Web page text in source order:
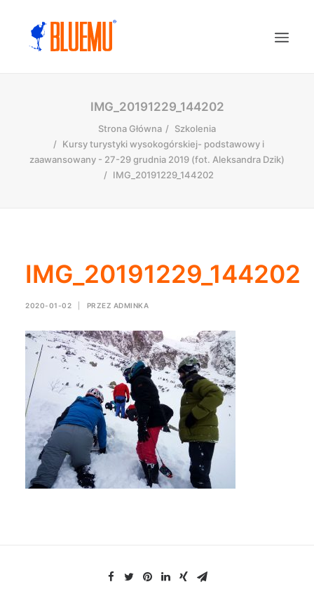
IMG_20191229_144202
Strona Główna
Szkolenia
Kursy turystyki wysokogórskiej- podstawowy i
zaawansowany - 27-29 grudnia 2019 (fot. Aleksandra Dzik)
IMG_20191229_144202
IMG_20191229_144202
2020-01-02 PRZEZ ADMINKA